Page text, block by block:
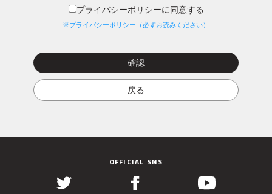
プライバシーポリシーに同意する
※プライバシーポリシー（必ずお読みください）
OFFICIAL SNS